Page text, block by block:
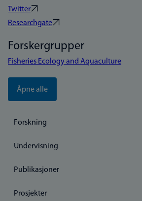
Twitter
Researchgate
Forskergrupper
Fisheries Ecology and Aquaculture
Åpne alle
Forskning
Undervisning
Publikasjoner
Prosjekter